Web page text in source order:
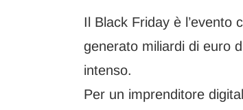
Il Black Friday è l’evento
generato miliardi di euro
intenso.
Per un imprenditore